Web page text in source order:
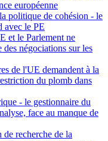
européenne
politique de cohésion - le
avec le PE
et le Parlement ne
des négociations sur les
de l'UE demandent à la
du plomb dans
- le gestionnaire du
face au manque de
recherche de la